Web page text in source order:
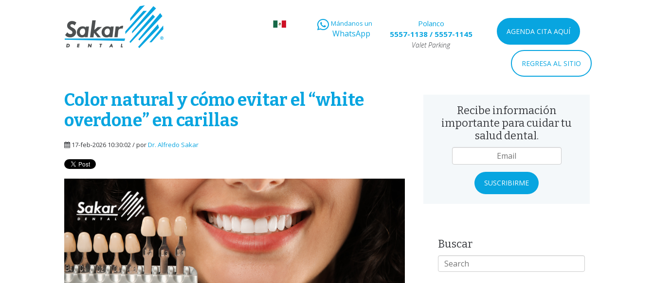
Mándanos un
WhatsApp
Polanco
5557-1138/ 5557-1145
Valet Parking
AGENDA CITA AQUÍ
REGRESA AL SITIO
Color natural y cómo evitar el “white
overdone” en carillas
17-feb-2026 10:30:02 / porDr. Alfredo Sakar
Recibe información
importante para cuidar tu
salud dental.
Buscar